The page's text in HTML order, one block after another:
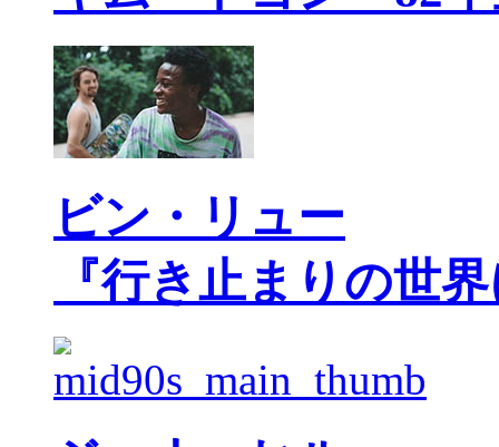
ビン・リュー
『行き止まりの世